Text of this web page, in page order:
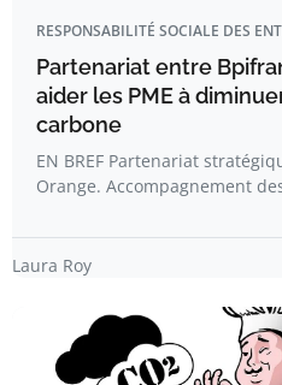
RESPONSABILITÉ SOCIALE DES
Partenariat entre
aider les PME à
carbone
EN BREF Partenariat
Orange. Accompagnement
Laura Roy